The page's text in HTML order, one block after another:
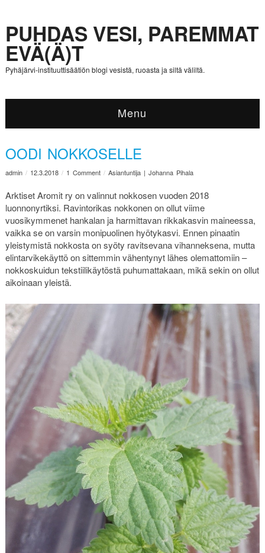
PUHDAS VESI, PAREMMAT
EVÄ(Ä)T
Pyhäjärvi-instituuttisäätiön blogi vesistä, ruoasta ja siltä väliltä.
Menu
OODI NOKKOSELLE
admin/ 12.3.2018/ 1 Comment/ Asiantuntija | Johanna Pihala
Arktiset Aromit ry on valinnut nokkosen vuoden 2018
luonnonyrtiksi. Ravintorikas nokkonen on ollut viime
vuosikymmenet hankalan ja harmittavan rikkakasvin maineessa,
vaikka se on varsin monipuolinen hyötykasvi. Ennen pinaatin
yleistymistä nokkosta on syöty ravitsevana vihanneksena, mutta
elintarvikekäyttö on sittemmin vähentynyt lähes olemattomiin –
nokkoskuidun tekstiilikäytöstä puhumattakaan, mikä sekin on ollut
aikoinaan yleistä.